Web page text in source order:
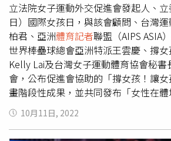
立法院女子運動外交促進會發起人、
日）國際女孩日，與該會顧問、台灣
柏君、亞洲體育記者聯盟（AIPS ASIA
世界棒壘球總會亞洲特派王雲慶、撐
Kelly Lai及台灣女子運動體育協會秘書
會，公布促進會協助的「撐女孩！讓
畫階段性成果，並共同發布「女性在
「台美共建亞太運動性平交流國際論
表示，「撐女孩」公益計畫正是從去
10月11日, 2022